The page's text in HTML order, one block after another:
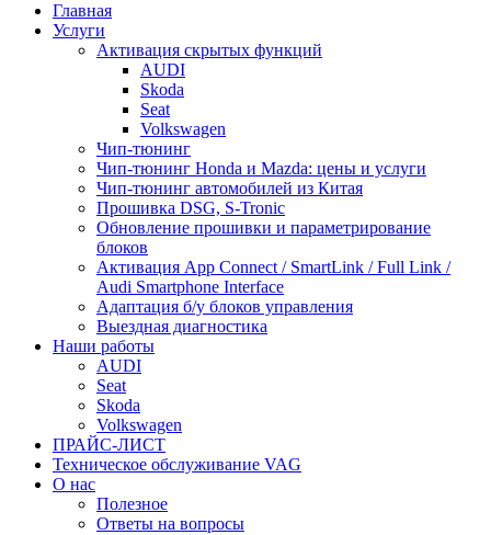
поискаГлавная
Услуги
Активация скрытых функций
AUDI
Skoda
Seat
Volkswagen
Чип-тюнинг
Чип-тюнинг Honda и Mazda: цены и услуги
Чип-тюнинг автомобилей из Китая
Прошивка DSG, S-Tronic
Обновление прошивки и параметрирование
блоков
Активация App Connect / SmartLink / Full Link /
Audi Smartphone Interface
Адаптация б/у блоков управления
Выездная диагностика
Наши работы
AUDI
Seat
Skoda
Volkswagen
ПРАЙС-ЛИСТ
Техническое обслуживание VAG
О нас
Полезное
Ответы на вопросы